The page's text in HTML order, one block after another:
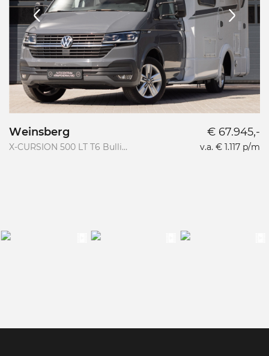
Weinsberg
X-CURSION 500 LT T6 Bulli
€ 67.945,-
v.a. € 1.117 p/m